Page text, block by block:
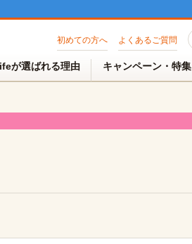
初めての方へ よくあるご質問
が選ばれる理由 キャンペーン・特集